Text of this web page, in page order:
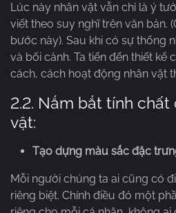
Lúc này nhân vật vẫn chỉ là ý
viết theo suy nghĩ trên văn bản.
bước này). Sau khi có sự thống
và bối cảnh. Ta tiến đến thiết kế
cách, cách hoạt động nhân vật
2.2. Nắm bắt tính
vật:
Tạo dựng màu sắc đặc
Mỗi người chúng ta ai cũng có
riêng biệt. Chính điều đó một